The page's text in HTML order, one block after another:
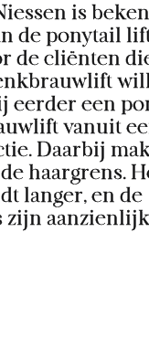
is
de ponytail
de cliënten
eerder een
vanuit
Daarbij
haargrens.
langer, en de
zijn